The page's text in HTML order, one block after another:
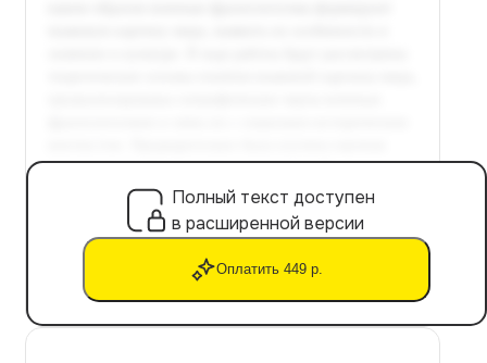
Полный текст доступен
в расширенной версии
Оплатить 449 р.